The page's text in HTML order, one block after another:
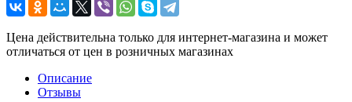
Цена действительна только для интернет-магазина и может
отличаться от цен в розничных магазинах
Описание
Отзывы